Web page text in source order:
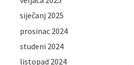
siječanj 2025
prosinac 2024
studeni 2024
listopad 2024